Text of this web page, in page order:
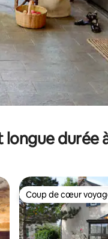
longue durée
Coup de cœur
Coup de cœur